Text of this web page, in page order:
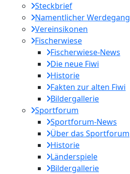
Steckbrief
Namentlicher Werdegang
Vereinsikonen
Fischerwiese
Fischerwiese-News
Die neue Fiwi
Historie
Fakten zur alten Fiwi
Bildergallerie
Sportforum
Sportforum-News
Über das Sportforum
Historie
Länderspiele
Bildergallerie